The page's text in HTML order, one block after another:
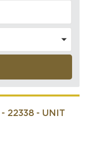
- 22338 - UNIT